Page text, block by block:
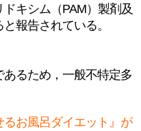
キシム（PAM）製剤及
報告されている。
るため，一般不特定多
お風呂ダイエット』が